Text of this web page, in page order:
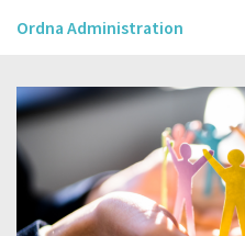
Ordna Administration